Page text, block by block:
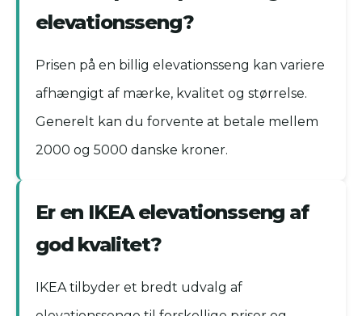
elevationsseng?
Prisen på en billig elevationsseng kan variere
afhængigt af mærke, kvalitet og størrelse.
Generelt kan du forvente at betale mellem
2000 og 5000 danske kroner.
Er en IKEA elevationsseng af
god kvalitet?
IKEA tilbyder et bredt udvalg af